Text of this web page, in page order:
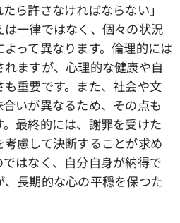
ら許さなければならない」
一律ではなく、個々の状況
って異なります。倫理的には
ますが、心理的な健康や自
重要です。また、社会や文
いが異なるため、その点も
最終的には、謝罪を受けた
慮して決断することが求め
はなく、自分自身が納得で
長期的な心の平穏を保つた